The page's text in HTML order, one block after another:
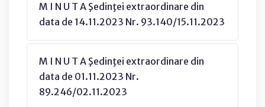
M I N U T A Şedinţei extraordinare din
data de 14.11.2023 Nr. 93.140/15.11.2023
M I N U T A Şedinţei extraordinare din
data de 01.11.2023 Nr.
89.246/02.11.2023